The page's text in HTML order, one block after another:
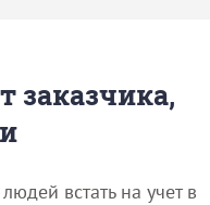
заказчика,
встать на учет в